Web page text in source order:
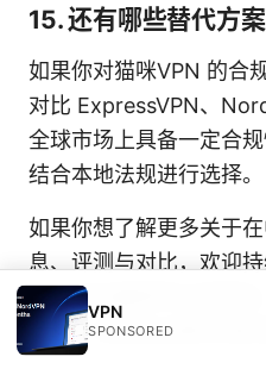
15. 还有哪些替代方案
如果你对猫咪VPN 的合
对比 ExpressVPN、
全球市场上具备一定合
结合本地法规进行选择。
如果你想了解更多关于
息、评测与对比，欢迎
们会结合最新的法规变
数据，持续给出更实用的
VPN
SPONSORED